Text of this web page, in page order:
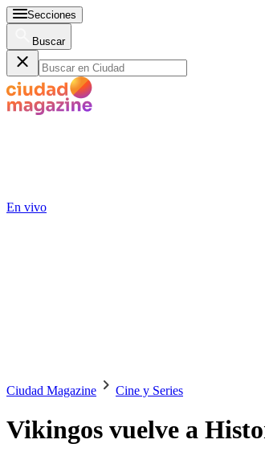
Secciones
Buscar
En vivo
Ciudad Magazine Cine y Series
Vikingos vuelve a